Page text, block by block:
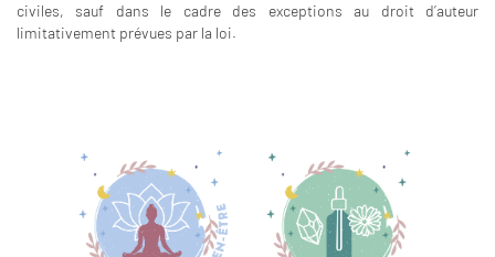
civiles, sauf dans le cadre des exceptions au droit d’auteur
limitativement prévues par la loi.